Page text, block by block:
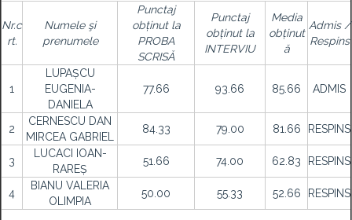
Nr.c
rt.
Numele şi
prenumele
Punctaj
obținut la
PROBA
SCRISĂ
Punctaj
obținut la
INTERVIU
Media
obținut
ă
Admis /
Respins
1
LUPAȘCU
EUGENIA-
DANIELA
77.66 93.66 85.66 ADMIS
2
CERNESCU DAN
MIRCEA GABRIEL
84.33 79.00 81.66 RESPINS
3
LUCACI IOAN-
RAREȘ
51.66 74.00 62.83 RESPINS
4
BIANU VALERIA
OLIMPIA
50.00 55.33 52.66 RESPINS